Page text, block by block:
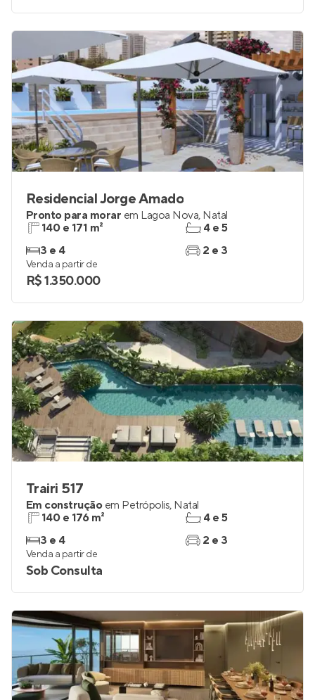
Residencial Jorge Amado
Pronto para morar em Lagoa Nova, Natal
140 e 171 m²
3 e 4
4 e 5
2 e 3
Venda a partir de
R$ 1.350.000
Trairi 517
Em construção em Petrópolis, Natal
140 e 176 m²
3 e 4
4 e 5
2 e 3
Venda a partir de
Sob Consulta